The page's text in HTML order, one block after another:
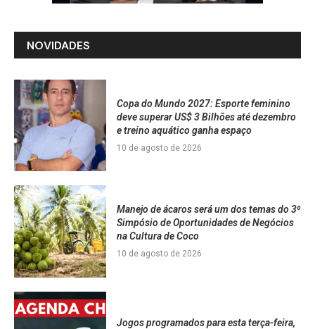
NOVIDADES
Copa do Mundo 2027: Esporte feminino
deve superar US$ 3 Bilhões até dezembro
e treino aquático ganha espaço
10 de agosto de 2026
Manejo de ácaros será um dos temas do 3⁰
Simpósio de Oportunidades de Negócios
na Cultura de Coco
10 de agosto de 2026
Jogos programados para esta terça-feira,